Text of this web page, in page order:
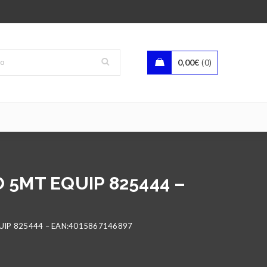
0,00€ 0
5MT EQUIP 825444 –
825444 – EAN:4015867146897